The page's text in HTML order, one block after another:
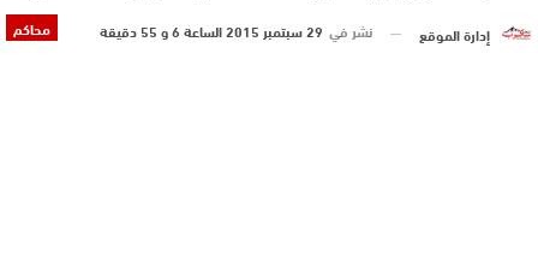
محاكم إدارة الموقع نشر في 29 سبتمبر 2015 الساعة 6 و 55 دقيقة